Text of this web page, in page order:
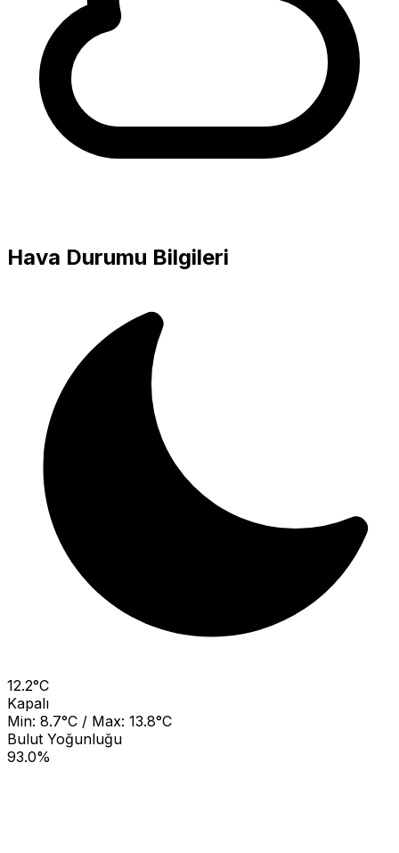
Hava Durumu Bilgileri
12.2°C
Kapalı
Min: 8.7°C / Max: 13.8°C
Bulut Yoğunluğu
93.0%